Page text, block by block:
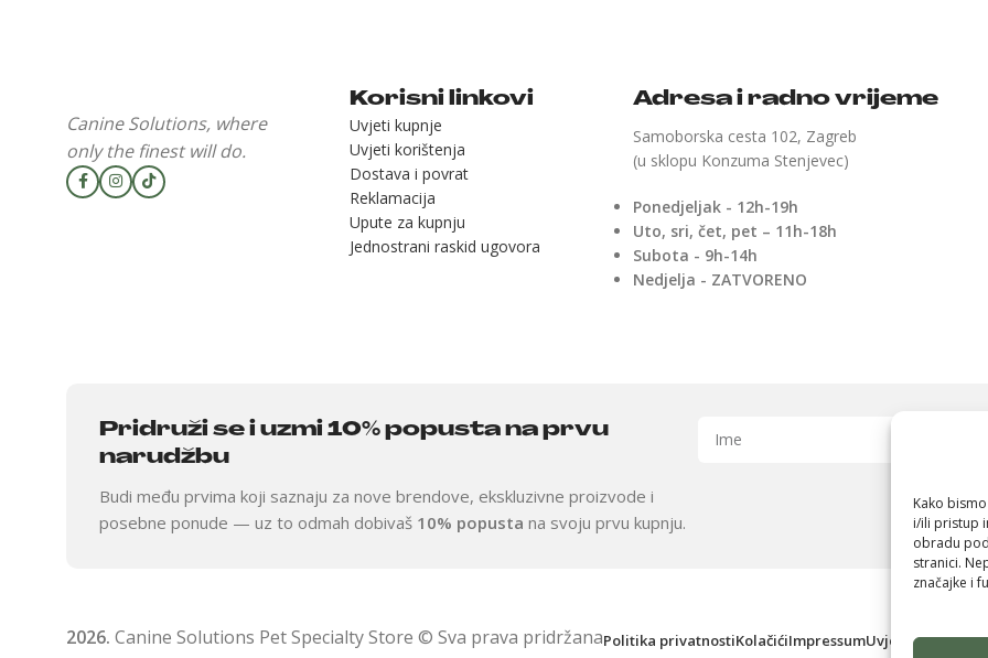
Kako
i/ili pristup
obradu
stranici.
značajke i
Canine Solutions, where
only the finest will do.
Korisni linkovi
Uvjeti kupnje
Uvjeti korištenja
Dostava i povrat
Reklamacija
Upute za kupnju
Jednostrani raskid ugovora
Adresa i radno vrijeme
Samoborska cesta 102, Zagreb
(u sklopu Konzuma Stenjevec)
Ponedjeljak - 12h-19h
Uto, sri, čet, pet – 11h-18h
Subota - 9h-14h
Nedjelja - ZATVORENO
Pridruži se i uzmi 10% popusta na prvu
narudžbu
Budi među prvima koji saznaju za nove brendove, ekskluzivne proizvode i
posebne ponude — uz to odmah dobivaš 10% popusta na svoju prvu kupnju.
2026. Canine Solutions Pet Specialty Store © Sva prava pridržanaPolitika privatnostiKolačićiImpressumUvjeti korištenja